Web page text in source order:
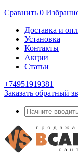
Сравнить 0
Доставка и
Установка
Контакты
Акции
Статьи
+74951919381
Заказать обратный